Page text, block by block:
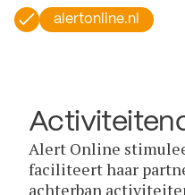
alertonline.nl
Alert Online
faciliteert haar
achterban